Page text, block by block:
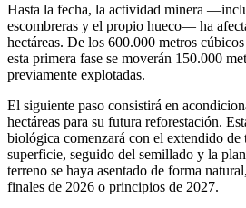
Hasta la fecha, la actividad minera
escombreras y el propio hueco— ha
hectáreas. De los 600.000 metros
esta primera fase se moverán 150.000
previamente explotadas.
El siguiente paso consistirá en
hectáreas para su futura reforestación.
biológica comenzará con el extendido de
superficie, seguido del semillado y la
terreno se haya asentado de forma
finales de 2026 o principios de 2027.